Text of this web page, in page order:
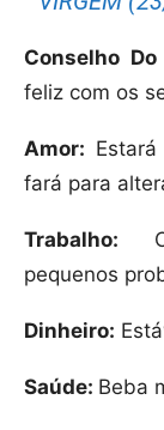
Conselho Do
feliz com os
Amor:
fará para
Trabalho:
pequenos
Dinheiro:
Saúde: Beba